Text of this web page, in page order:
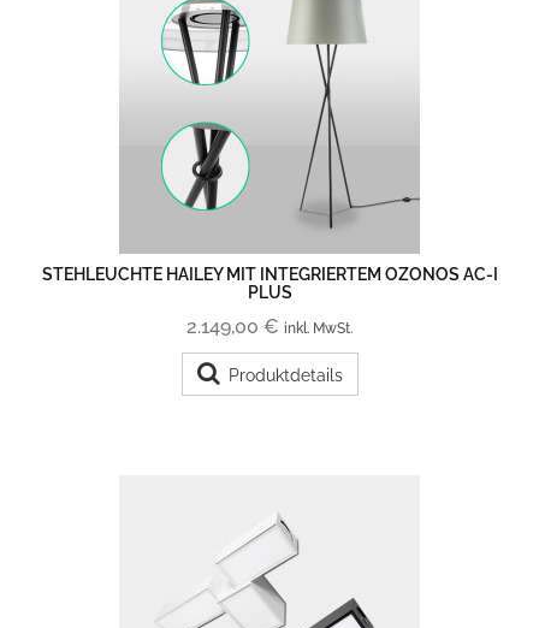
STEHLEUCHTE HAILEY MIT INTEGRIERTEM OZONOS AC-I
PLUS
2.149,00 € inkl. MwSt.
Produktdetails